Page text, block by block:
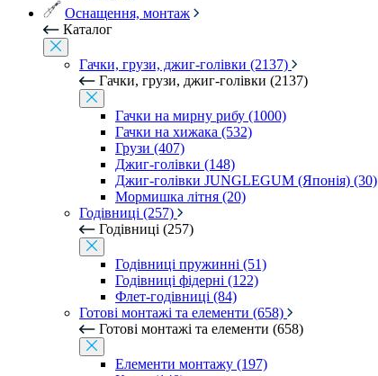
Оснащення, монтаж
Каталог
Гачки, грузи, джиг-голівки (2137)
Гачки, грузи, джиг-голівки (2137)
Гачки на мирну рибу (1000)
Гачки на хижака (532)
Грузи (407)
Джиг-голівки (148)
Джиг-голівки JUNGLEGUM (Японія) (30)
Мормишка літня (20)
Годівниці (257)
Годівниці (257)
Годівниці пружинні (51)
Годівниці фідерні (122)
Флет-годівниці (84)
Готові монтажі та елементи (658)
Готові монтажі та елементи (658)
Елементи монтажу (197)